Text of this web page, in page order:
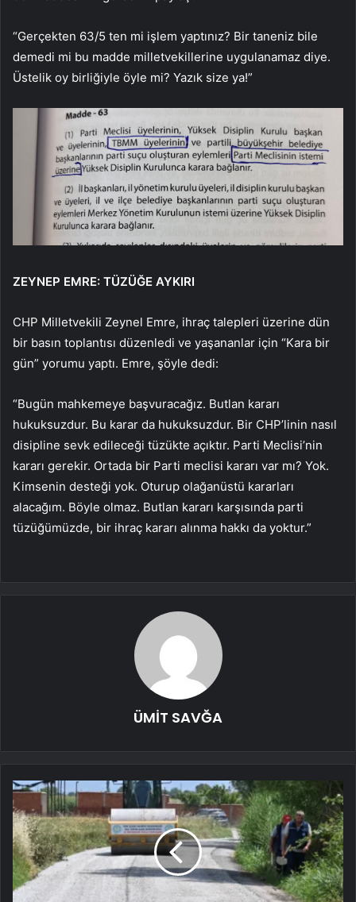
“Gerçekten 63/5 ten mi işlem yaptınız? Bir taneniz bile
demedi mi bu madde milletvekillerine uygulanamaz diye.
Üstelik oy birliğiyle öyle mi? Yazık size ya!”
ZEYNEP EMRE: TÜZÜĞE AYKIRI
CHP Milletvekili Zeynel Emre, ihraç talepleri üzerine dün
bir basın toplantısı düzenledi ve yaşananlar için “Kara bir
gün” yorumu yaptı. Emre, şöyle dedi:
“Bugün mahkemeye başvuracağız. Butlan kararı
hukuksuzdur. Bu karar da hukuksuzdur. Bir CHP’linin nasıl
disipline sevk edileceği tüzükte açıktır. Parti Meclisi’nin
kararı gerekir. Ortada bir Parti meclisi kararı var mı? Yok.
Kimsenin desteği yok. Oturup olağanüstü kararları
alacağım. Böyle olmaz. Butlan kararı karşısında parti
tüzüğümüzde, bir ihraç kararı alınma hakkı da yoktur.”
ÜMİT SAVĞA